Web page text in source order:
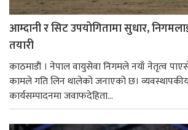
आम्दानी र सिट उपयोगितामा सुधार,
तयारी
काठमाडाैं । नेपाल वायुसेवा निगमले नयाँ नेतृत्व
कामले गति लिन थालेको जनाएको छ।
कार्यसम्पादनमा जवाफदेहिता...